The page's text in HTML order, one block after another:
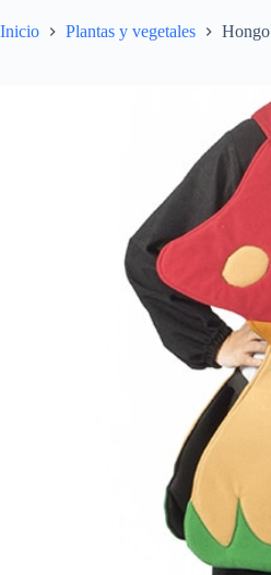
Inicio Plantas y vegetales Hongo